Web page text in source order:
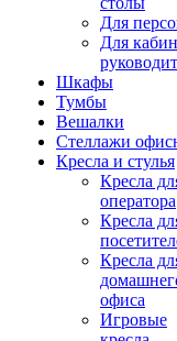
Для
Для
Шкафы
Тумбы
Вешалки
Стеллажи
Кресла и стулья
Кресла
оператора
Кресла
Кресла
офиса
Игровые